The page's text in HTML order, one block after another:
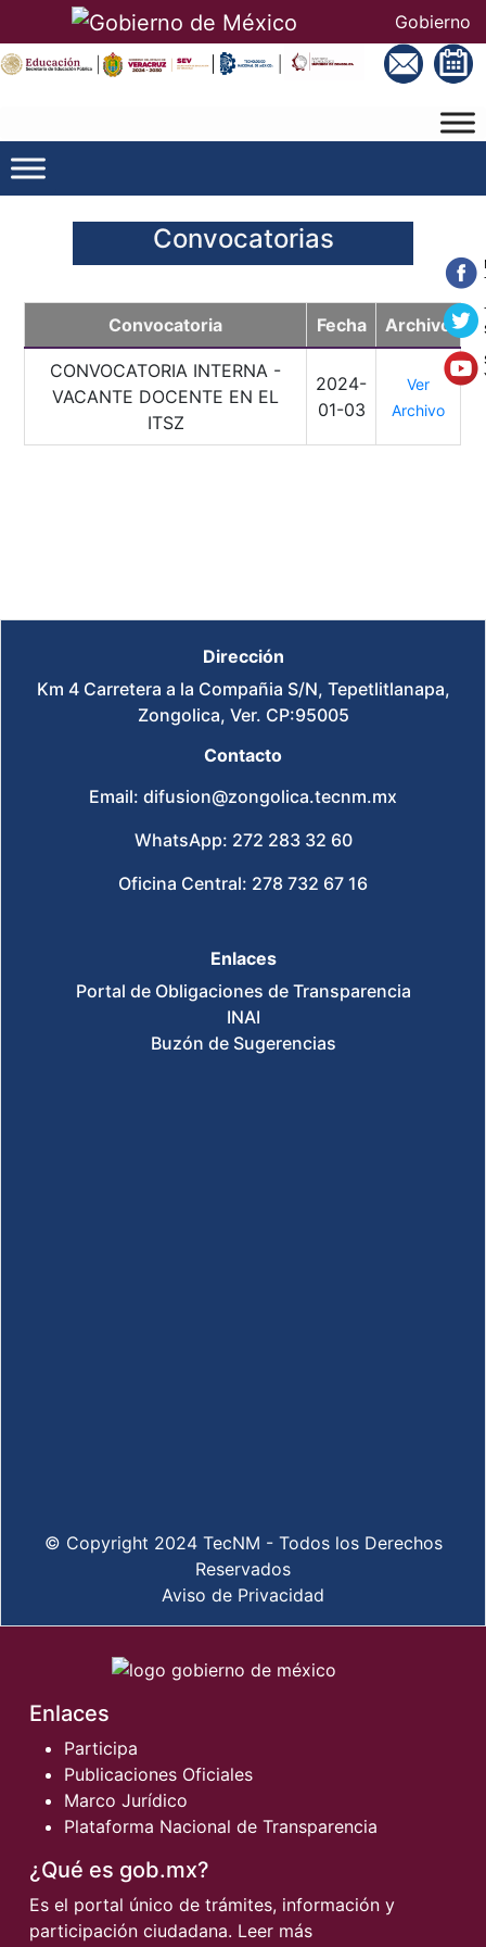
Gobierno
Convocatorias
Convocatoria Fecha Archivo
CONVOCATORIA INTERNA -
VACANTE DOCENTE EN EL
ITSZ
2024-
01-03
Ver
Archivo
Dirección
Km 4 Carretera a la Compañia S/N, Tepetlitlanapa,
Zongolica, Ver. CP:95005
Contacto
Email: difusion@zongolica.tecnm.mx
WhatsApp: 272 283 32 60
Oficina Central: 278 732 67 16
Enlaces
Portal de Obligaciones de Transparencia
INAI
Buzón de Sugerencias
© Copyright 2024 TecNM - Todos los Derechos
Reservados
Aviso de Privacidad
Enlaces
Participa
Publicaciones Oficiales
Marco Jurídico
Plataforma Nacional de Transparencia
¿Qué es gob.mx?
Es el portal único de trámites, información y
participación ciudadana. Leer más